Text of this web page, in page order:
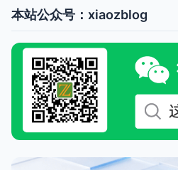
本站公众号：xiaozblog